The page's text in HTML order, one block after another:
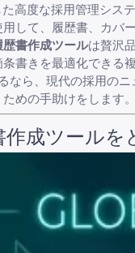
高度な採用管理シス
して、履歴書、カ
書作成ツールは贅沢
書きを最適化できる
なら、現代の採用の
めの手助けをします
作成ツール